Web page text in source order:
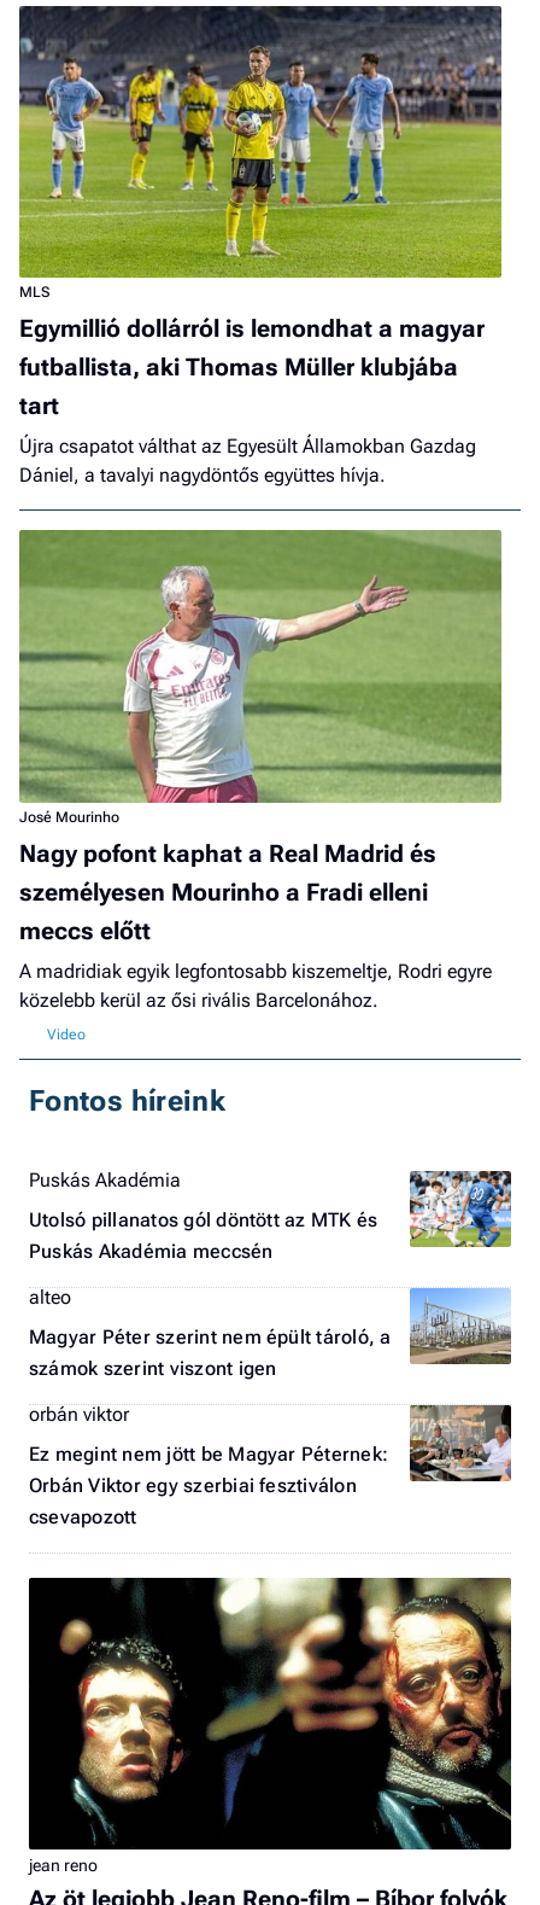
MLS
Egymillió dollárról is lemondhat a magyar
futballista, aki Thomas Müller klubjába
tart
Újra csapatot válthat az Egyesült Államokban Gazdag
Dániel, a tavalyi nagydöntős együttes hívja.
José Mourinho
Nagy pofont kaphat a Real Madrid és
személyesen Mourinho a Fradi elleni
meccs előtt
A madridiak egyik legfontosabb kiszemeltje, Rodri egyre
közelebb kerül az ősi rivális Barcelonához.
Fontos híreink
Puskás Akadémia
Utolsó pillanatos gól döntött az MTK és
Puskás Akadémia meccsén
alteo
Magyar Péter szerint nem épült tároló, a
számok szerint viszont igen
orbán viktor
Ez megint nem jött be Magyar Péternek:
Orbán Viktor egy szerbiai fesztiválon
csevapozott
jean reno
Az öt legjobb Jean Reno-film – Bíbor folyók